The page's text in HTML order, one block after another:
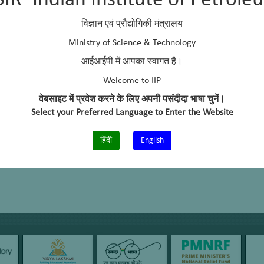
विज्ञान एवं प्रौद्योगिकी मंत्रालय
Ministry of Science & Technology
आईआईपी में आपका स्वागत है।
Welcome to IIP
वेबसाइट में प्रवेश करने के लिए अपनी पसंदीदा भाषा चुनें।
Select your Preferred Language to Enter the Website
हिंदी English